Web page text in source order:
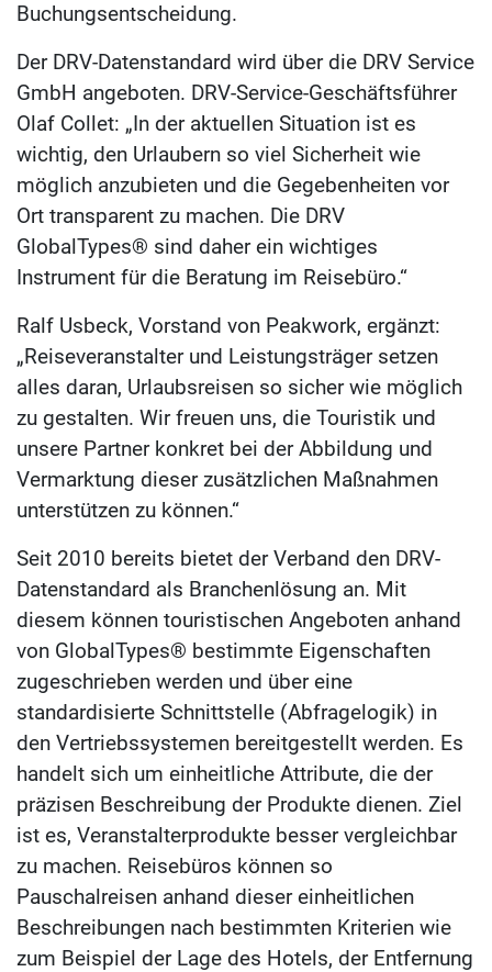
Buchungsentscheidung.
Der DRV-Datenstandard wird über die DRV Service
GmbH angeboten. DRV-Service-Geschäftsführer
Olaf Collet: „In der aktuellen Situation ist es
wichtig, den Urlaubern so viel Sicherheit wie
möglich anzubieten und die Gegebenheiten vor
Ort transparent zu machen. Die DRV
GlobalTypes® sind daher ein wichtiges
Instrument für die Beratung im Reisebüro.“
Ralf Usbeck, Vorstand von Peakwork, ergänzt:
„Reiseveranstalter und Leistungsträger setzen
alles daran, Urlaubsreisen so sicher wie möglich
zu gestalten. Wir freuen uns, die Touristik und
unsere Partner konkret bei der Abbildung und
Vermarktung dieser zusätzlichen Maßnahmen
unterstützen zu können.“
Seit 2010 bereits bietet der Verband den DRV-
Datenstandard als Branchenlösung an. Mit
diesem können touristischen Angeboten anhand
von GlobalTypes® bestimmte Eigenschaften
zugeschrieben werden und über eine
standardisierte Schnittstelle (Abfragelogik) in
den Vertriebssystemen bereitgestellt werden. Es
handelt sich um einheitliche Attribute, die der
präzisen Beschreibung der Produkte dienen. Ziel
ist es, Veranstalterprodukte besser vergleichbar
zu machen. Reisebüros können so
Pauschalreisen anhand dieser einheitlichen
Beschreibungen nach bestimmten Kriterien wie
zum Beispiel der Lage des Hotels, der Entfernung